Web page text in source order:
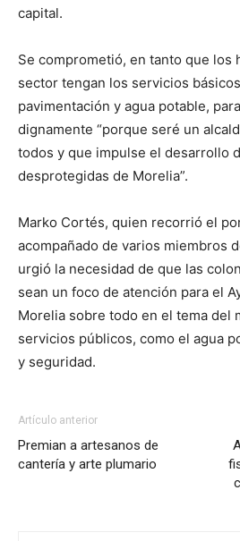
capital.
Se comprometió, en tanto que los
sector tengan los servicios
pavimentación y agua potable,
dignamente “porque seré un
todos y que impulse el desarrollo
desprotegidas de Morelia”.
Marko Cortés, quien recorrió el
acompañado de varios miembros
urgió la necesidad de que las
sean un foco de atención para el
Morelia sobre todo en el tema del
servicios públicos, como el agua
y seguridad.
Artículo anterior
Premian a artesanos de
cantería y arte plumario